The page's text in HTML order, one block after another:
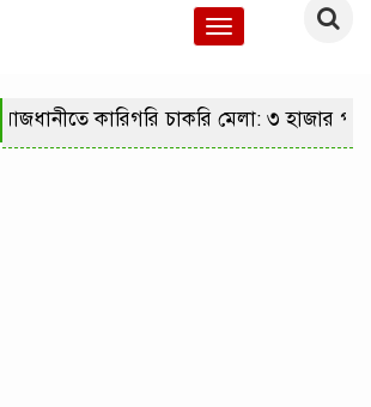
Toggle
রাজধানীতে কারিগরি চাকরি মেলা: ৩ হাজার